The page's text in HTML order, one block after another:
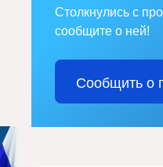
Столкнулись с
сообщите о ней!
Сообщить о